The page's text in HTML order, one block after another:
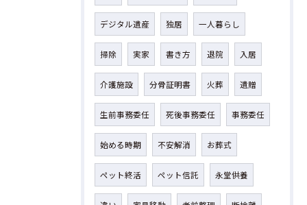
デジタル遺産 独居 一人暮らし
掃除 実家 書き方 退院 入居
介護施設 分骨証明書 火葬 遺贈
生前事務委任 死後事務委任 事務委任
始める時期 不安解消 お葬式
ペット終活 ペット信託 永堂供養